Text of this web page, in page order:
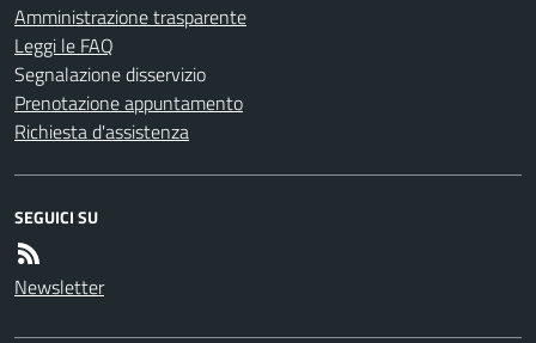
Amministrazione trasparente
Leggi le FAQ
Segnalazione disservizio
Prenotazione appuntamento
Richiesta d'assistenza
SEGUICI SU
Newsletter